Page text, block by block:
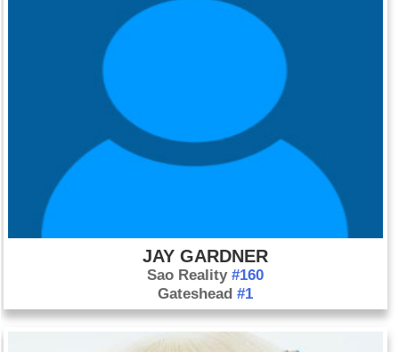
JAY GARDNER
Sao Reality #160
Gateshead #1